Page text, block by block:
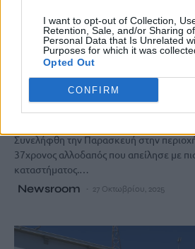
I want to opt-out of Collection,
Retention, Sale, and/or Sharing
Personal Data that Is Unrelated
Purposes for which it was
Opted Out
CONFIRM
ΚΟΙΝΩΝΙΑ
Κυψέλη: Συνελήφθη
απείλησε με πιστόλι
κατάστημα
Συνελήφθη την Παρασκευή στην
37χρονος αλλοδαπός που απείλησε με
καταστήματος.…
Newsroom 27 Οκτωβρίου, 2025